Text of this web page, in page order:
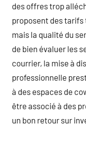
des offres trop
proposent des
mais la qualité du
de bien évaluer les
courrier, la mise à
professionnelle
à des espaces de
être associé à des
un bon retour sur